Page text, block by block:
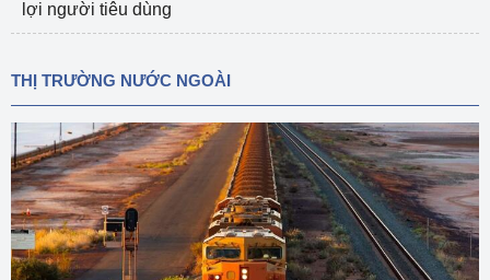
lợi người tiêu dùng
THỊ TRƯỜNG NƯỚC NGOÀI